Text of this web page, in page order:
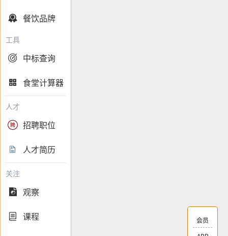
 餐饮品牌
工具
 中标查询
 食堂计算器
人才
 招聘职位
 人才简历
关注
 观察
 课程
会员